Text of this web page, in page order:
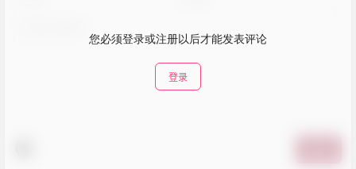
您必须登录或注册以后才能发表评论
登录